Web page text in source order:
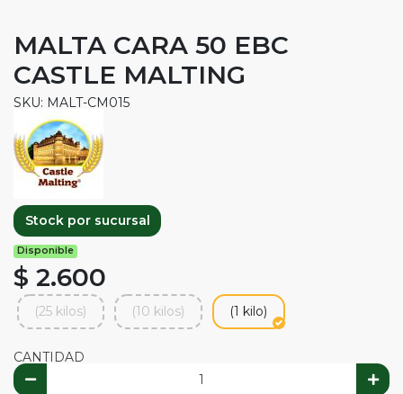
MALTA CARA 50 EBC
CASTLE MALTING
SKU: MALT-CM015
Stock por sucursal
Disponible
$ 2.600
(25 kilos) (10 kilos) (1 kilo)
CANTIDAD